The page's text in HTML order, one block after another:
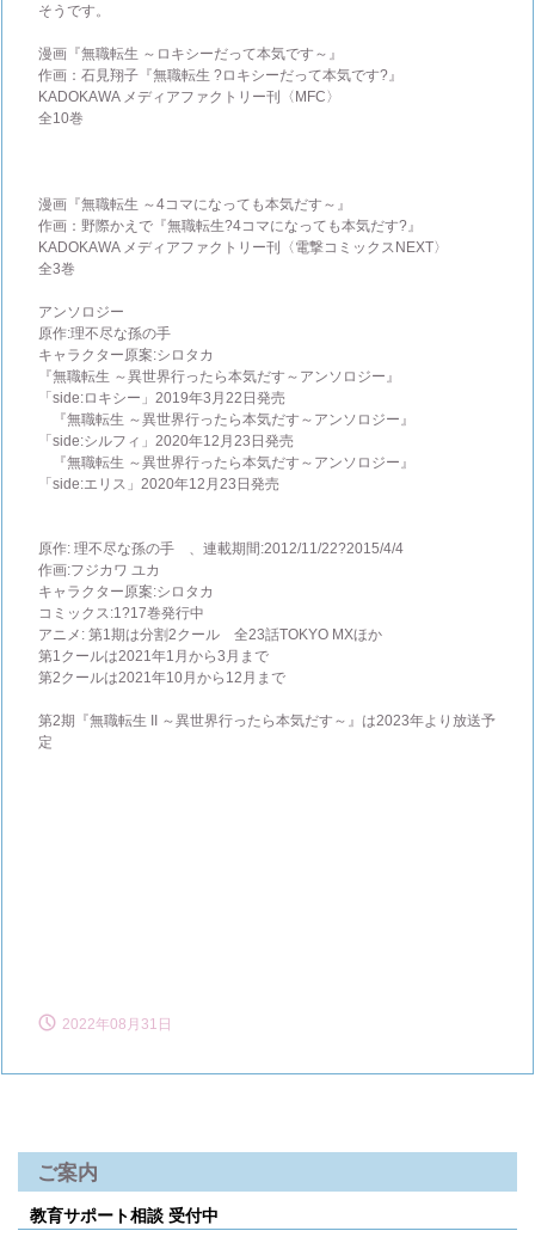
そうです。
漫画『無職転生 ～ロキシーだって本気です～』
作画：石見翔子『無職転生 ?ロキシーだって本気です?』
KADOKAWA メディアファクトリー刊〈MFC〉
全10巻
漫画『無職転生 ～4コマになっても本気だす～』
作画：野際かえで『無職転生?4コマになっても本気だす?』
KADOKAWA メディアファクトリー刊〈電撃コミックスNEXT〉
全3巻
アンソロジー
原作:理不尽な孫の手
キャラクター原案:シロタカ
『無職転生 ～異世界行ったら本気だす～アンソロジー』
「side:ロキシー」2019年3月22日発売
『無職転生 ～異世界行ったら本気だす～アンソロジー』
「side:シルフィ」2020年12月23日発売
『無職転生 ～異世界行ったら本気だす～アンソロジー』
「side:エリス」2020年12月23日発売
原作: 理不尽な孫の手 、連載期間:2012/11/22?2015/4/4
作画:フジカワ ユカ
キャラクター原案:シロタカ
コミックス:1?17巻発行中
アニメ: 第1期は分割2クール 全23話TOKYO MXほか
第1クールは2021年1月から3月まで
第2クールは2021年10月から12月まで
第2期『無職転生 II ～異世界行ったら本気だす～』は2023年より放送予
定
2022年08月31日
ご案内
教育サポート相談 受付中